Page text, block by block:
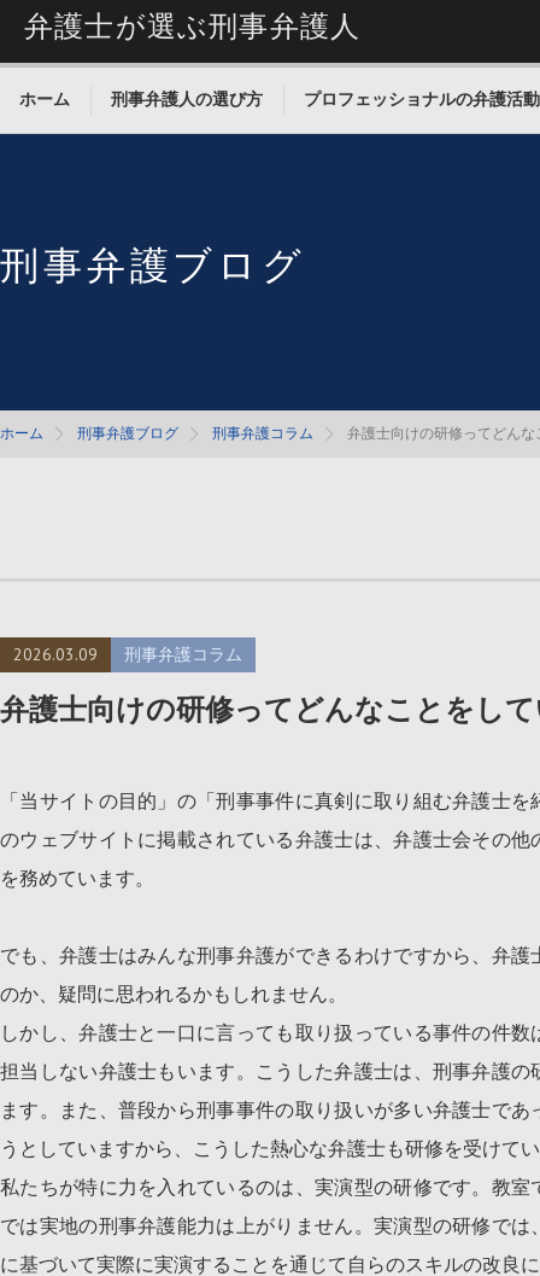
弁護士が選ぶ刑事弁護人
ホーム 刑事弁護人の選び方 プロフェッショナルの弁護活動
刑事弁護ブログ
ホーム 刑事弁護ブログ 刑事弁護コラム 弁護士向けの研修ってどん
2026.03.09 刑事弁護コラム
弁護士向けの研修ってどんなことをし
「当サイトの目的」の「刑事事件に真剣に取り組む弁護士
のウェブサイトに掲載されている弁護士は、弁護士会その
を務めています。
でも、弁護士はみんな刑事弁護ができるわけですから、弁
のか、疑問に思われるかもしれません。
しかし、弁護士と一口に言っても取り扱っている事件の件
担当しない弁護士もいます。こうした弁護士は、刑事弁護
ます。また、普段から刑事事件の取り扱いが多い弁護士で
うとしていますから、こうした熱心な弁護士も研修を受けて
私たちが特に力を入れているのは、実演型の研修です。教
では実地の刑事弁護能力は上がりません。実演型の研修で
に基づいて実際に実演することを通じて自らのスキルの改良